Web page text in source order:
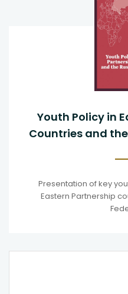
Youth Policy in
Countries and
Presentation of key
Eastern Partnership